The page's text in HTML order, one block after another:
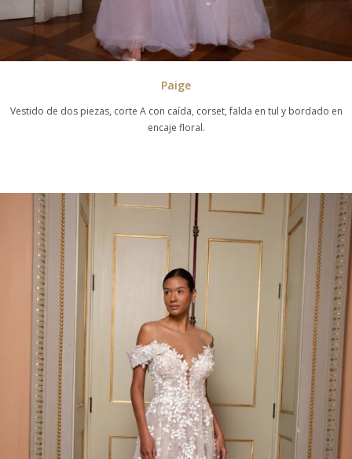
Paige
Vestido de dos piezas, corte A con caída, corset, falda en tul y bordado en
encaje floral.